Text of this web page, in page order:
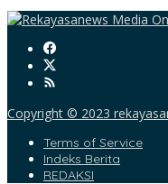
Copyright © 2023
Terms of Service
Indeks Berita
REDAKSI